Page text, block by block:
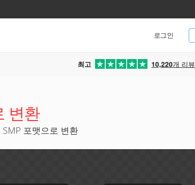
로그인
최고 10,220개 리뷰
변환
포맷으로 변환